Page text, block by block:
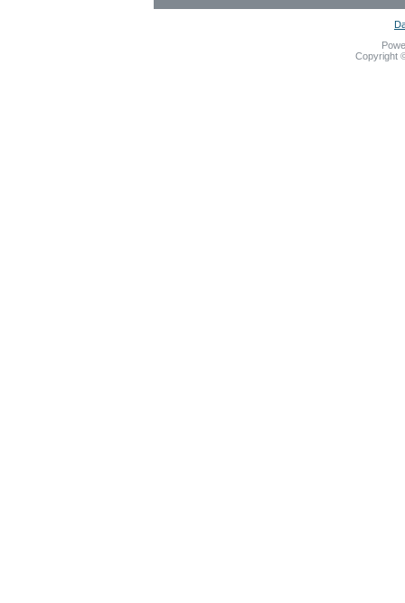
Copyright